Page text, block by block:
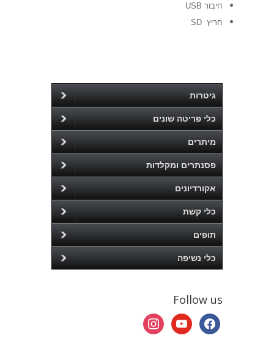
חיבור USB
חריץ SD
גיטרות
כלי פריטה שונים
מיתרים
פסנתרים ומקלדות
אקורדיונים
כלי קשת
תופים
כלי נשיפה
Follow us
facebook
youtube
instagram